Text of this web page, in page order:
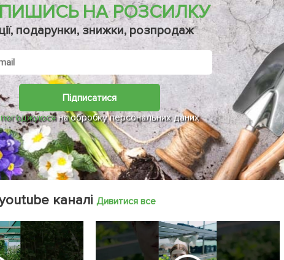
НА РОЗСИЛКУ
подарунки, знижки, розпродаж
Підписатися
погоджуюсяна обробку персональних даних
каналіДивитися все